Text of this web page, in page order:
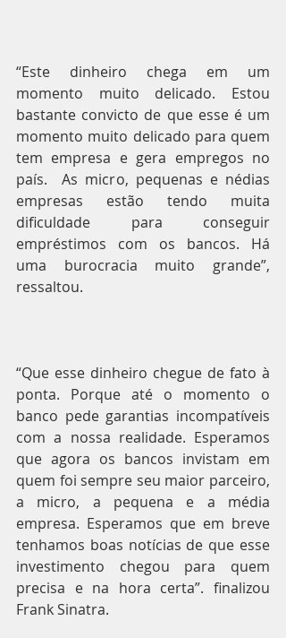
“Este dinheiro chega em um
momento muito delicado. Estou
bastante convicto de que esse é um
momento muito delicado para quem
tem empresa e gera empregos no
país.  As micro, pequenas e nédias
empresas estão tendo muita
dificuldade para conseguir
empréstimos com os bancos. Há
uma burocracia muito grande”,
ressaltou.
“Que esse dinheiro chegue de fato à
ponta. Porque até o momento o
banco pede garantias incompatíveis
com a nossa realidade. Esperamos
que agora os bancos invistam em
quem foi sempre seu maior parceiro,
a micro, a pequena e a média
empresa. Esperamos que em breve
tenhamos boas notícias de que esse
investimento chegou para quem
precisa e na hora certa”. finalizou
Frank Sinatra.